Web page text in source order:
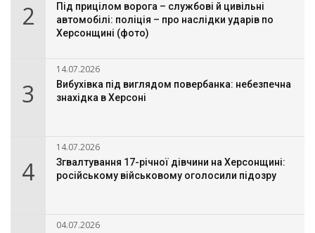
2
Під прицілом ворога – службові й цивільні
автомобілі: поліція – про наслідки ударів по
Херсонщині (фото)
3
14.07.2026
Вибухівка під виглядом повербанка: небезпечна
знахідка в Херсоні
4
14.07.2026
Згвалтування 17-річної дівчини на Херсонщині:
російському військовому оголосили підозру
04.07.2026